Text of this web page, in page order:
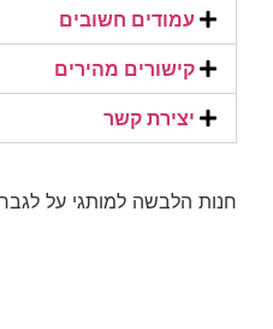
עמודים חשובים
קישורים מהירים​
יצירת קשר​
חנות הלבשה למותגי על